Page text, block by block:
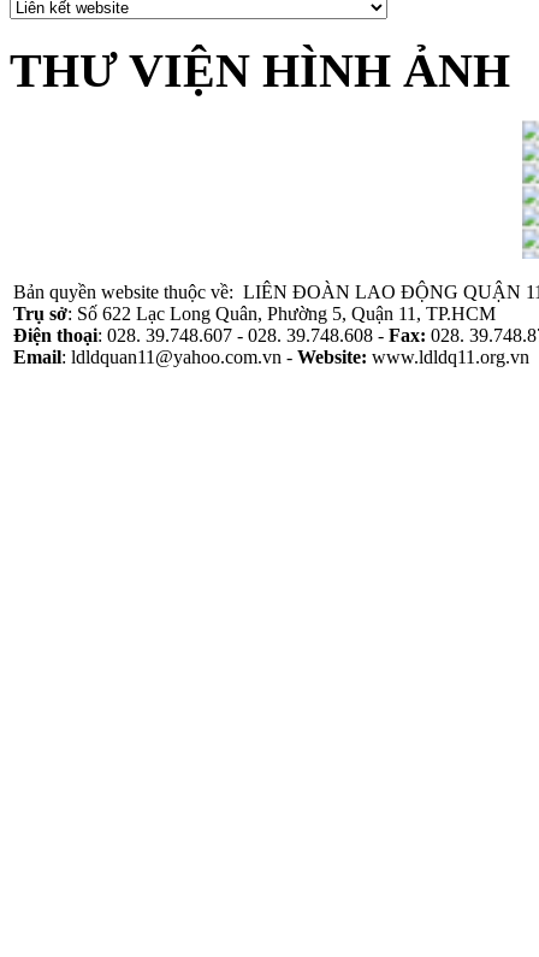
THƯ VIỆN HÌNH ẢNH
Bản quyền website thuộc về: LIÊN ĐOÀN LAO ĐỘNG QUẬN
Trụ sở: Số 622 Lạc Long Quân, Phường 5, Quận 11, TP.HCM
Điện thoại: 028. 39.748.607 - 028. 39.748.608 - Fax: 028.
Email: ldldquan11@yahoo.com.vn - Website: www.ldldq11.org.vn